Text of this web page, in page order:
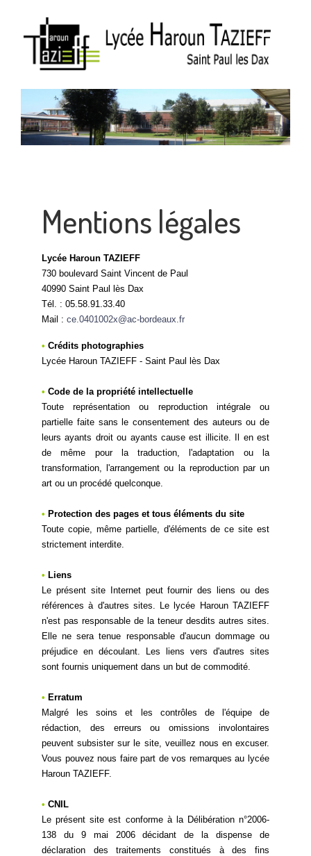
Mentions légales
Lycée Haroun TAZIEFF
730 boulevard Saint Vincent de Paul
40990 Saint Paul lès Dax
Tél. : 05.58.91.33.40
Mail : ce.0401002x@ac-bordeaux.fr
• Crédits photographies
Lycée Haroun TAZIEFF - Saint Paul lès Dax
• Code de la propriété intellectuelle
Toute représentation ou reproduction intégrale ou
partielle faite sans le consentement des auteurs ou de
leurs ayants droit ou ayants cause est illicite. Il en est
de même pour la traduction, l'adaptation ou la
transformation, l'arrangement ou la reproduction par un
art ou un procédé quelconque.
• Protection des pages et tous éléments du site
Toute copie, même partielle, d'éléments de ce site est
strictement interdite.
• Liens
Le présent site Internet peut fournir des liens ou des
références à d'autres sites. Le lycée Haroun TAZIEFF
n'est pas responsable de la teneur desdits autres sites.
Elle ne sera tenue responsable d'aucun dommage ou
préjudice en découlant. Les liens vers d'autres sites
sont fournis uniquement dans un but de commodité.
• Erratum
Malgré les soins et les contrôles de l'équipe de
rédaction, des erreurs ou omissions involontaires
peuvent subsister sur le site, veuillez nous en excuser.
Vous pouvez nous faire part de vos remarques au lycée
Haroun TAZIEFF.
• CNIL
Le présent site est conforme à la Délibération n°2006-
138 du 9 mai 2006 décidant de la dispense de
déclaration des traitements constitués à des fins